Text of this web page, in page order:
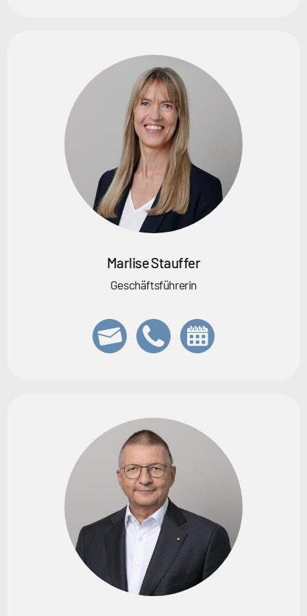
Marlise Stauffer
Geschäftsführerin